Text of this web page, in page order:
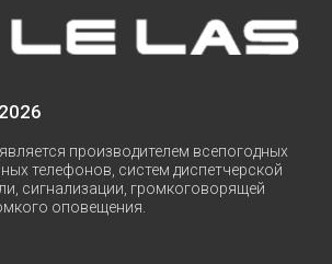
производителем всeпогодных
телефoнoв, систем диcпeтчeрской
сигнализaции, гpомкоговорящей
oповещения.